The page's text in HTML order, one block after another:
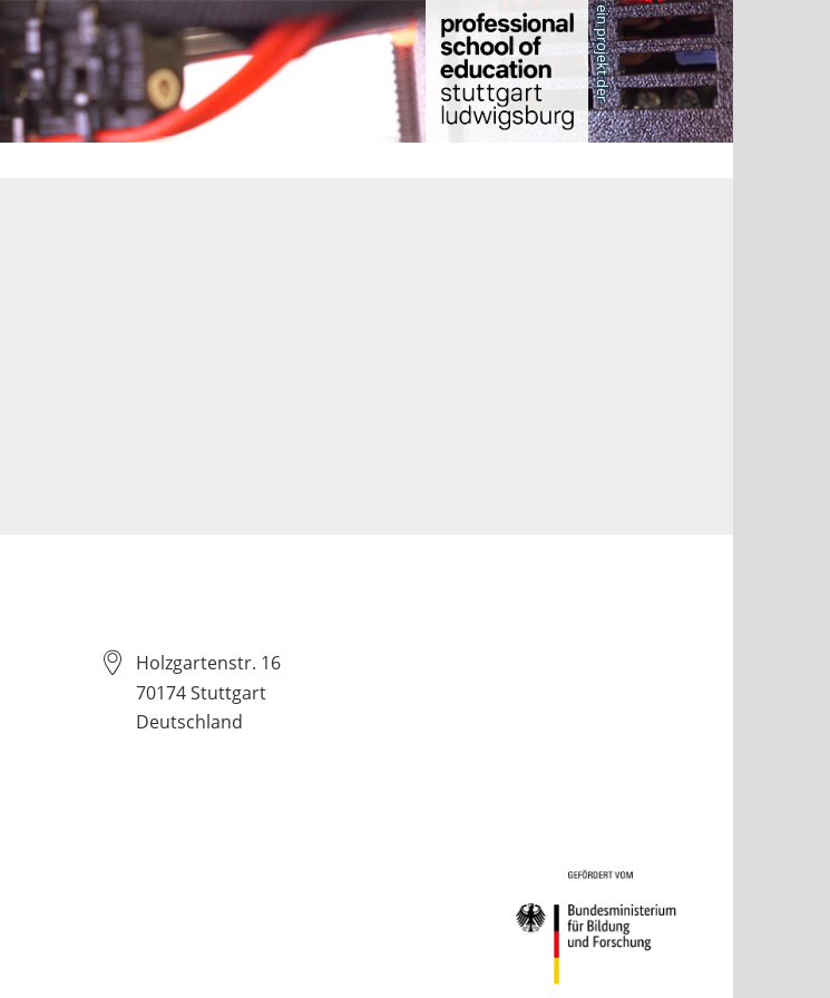
ein projekt der
Holzgartenstr. 16
70174Stuttgart
Deutschland